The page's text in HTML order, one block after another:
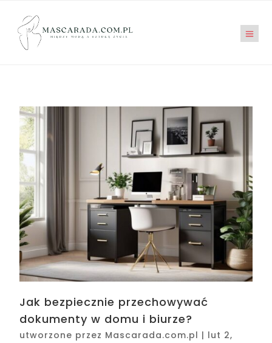
Jak bezpiecznie przechowywać
dokumenty w domu i biurze?
utworzone przez Mascarada.com.pl | lut 2,